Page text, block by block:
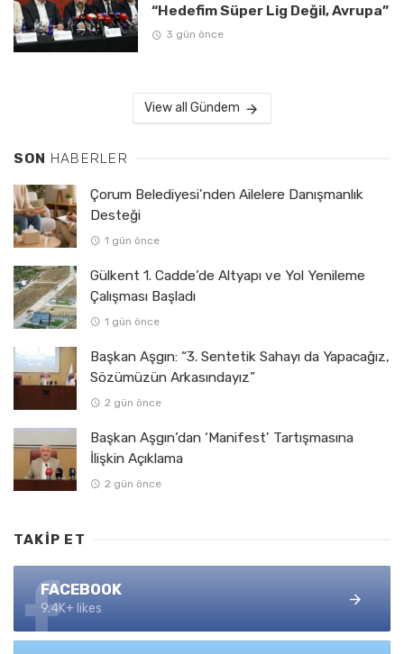
“Hedefim Süper Lig Değil, Avrupa”
3 gün önce
View all Gündem
SON HABERLER
Çorum Belediyesi’nden Ailelere Danışmanlık
Desteği
1 gün önce
Gülkent 1. Cadde’de Altyapı ve Yol Yenileme
Çalışması Başladı
1 gün önce
Başkan Aşgın: “3. Sentetik Sahayı da Yapacağız,
Sözümüzün Arkasındayız”
2 gün önce
Başkan Aşgın’dan ‘Manifest’ Tartışmasına
İlişkin Açıklama
2 gün önce
TAKIP ET
FACEBOOK
9.4K+ likes